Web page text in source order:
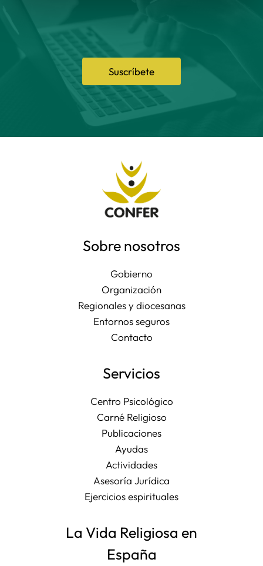
Suscríbete
Sobre nosotros
Gobierno
Organización
Regionales y diocesanas
Entornos seguros
Contacto
Servicios
Centro Psicológico
Carné Religioso
Publicaciones
Ayudas
Actividades
Asesoría Jurídica
Ejercicios espirituales
La Vida Religiosa en
España